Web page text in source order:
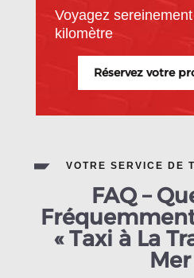
Voyagez
kilomètre
Réservez votre
VOTRE SERVICE DE
FAQ –
« Taxi à La
Mer